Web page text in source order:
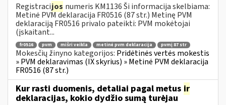
Registracijos numeris KM1136 Ši informacija skelbiama:
Metinė PVM deklaracija FR0516 (87 str.) Metinę PVM
deklaraciją FR0516 privalo pateikti: PVM mokėtojai
(įskaitant...
fr0516 pvm mišri veikla metinė pvm deklaracija pvmį 87 str
Mokesčių žinyno kategorijos: Pridėtinės vertės mokestis
» PVM deklaravimas (IX skyrius) » Metinė PVM deklaracija
FR0516 (87 str.)
Kur rasti duomenis, detaliai pagal metus ir
deklaracijas, kokio dydžio sumą turėjau